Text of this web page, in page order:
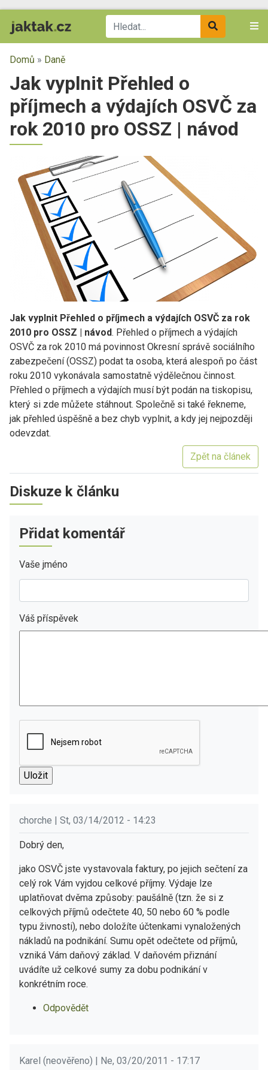
Domů » Daně
Jak vyplnit Přehled o
příjmech a výdajích OSVČ za
rok 2010 pro OSSZ | návod
Jak vyplnit Přehled o příjmech a výdajích OSVČ za rok
2010 pro OSSZ | návod. Přehled o příjmech a výdajích
OSVČ za rok 2010 má povinnost Okresní správě sociálního
zabezpečení (OSSZ) podat ta osoba, která alespoň po část
roku 2010 vykonávala samostatně výdělečnou činnost.
Přehled o příjmech a výdajích musí být podán na tiskopisu,
který si zde můžete stáhnout. Společně si také řekneme,
jak přehled úspěšně a bez chyb vyplnit, a kdy jej nejpozději
odevzdat.
Zpět na článek
Diskuze k článku
Přidat komentář
Vaše jméno
Váš příspěvek
chorche | St, 03/14/2012 - 14:23
Dobrý den,
jako OSVČ jste vystavovala faktury, po jejich sečtení za
celý rok Vám vyjdou celkové příjmy. Výdaje lze
uplatňovat dvěma způsoby: paušálně (tzn. že si z
celkových příjmů odečtete 40, 50 nebo 60 % podle
typu živnosti), nebo doložíte účtenkami vynaložených
nákladů na podnikání. Sumu opět odečtete od příjmů,
vzniká Vám daňový základ. V daňovém přiznání
uvádíte už celkové sumy za dobu podnikání v
konkrétním roce.
Odpovědět
Karel (neověřeno) | Ne, 03/20/2011 - 17:17